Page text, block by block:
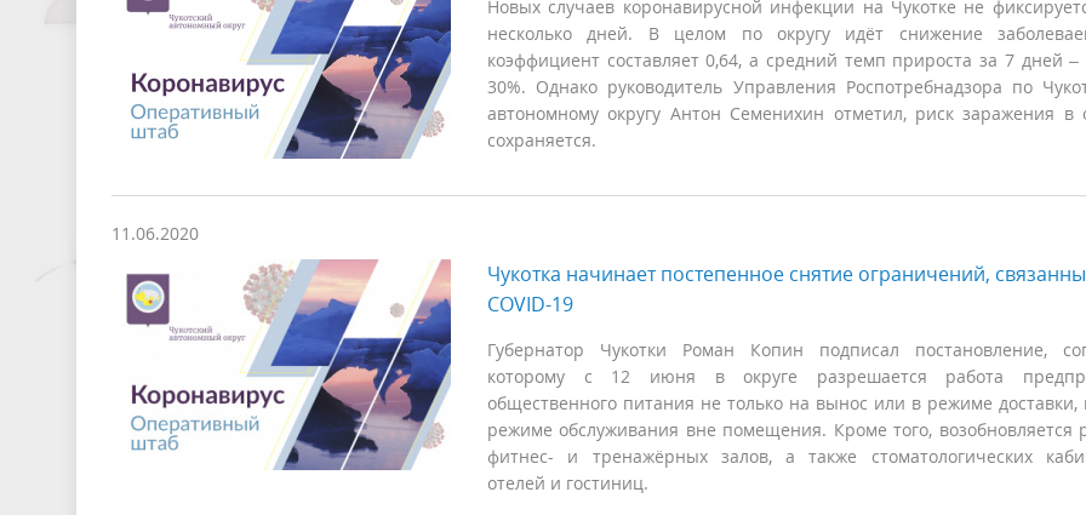
Новых случаев коронавирусной инфекции на Чукотке не
несколько дней. В целом по округу идёт снижение
коэффициент составляет 0,64, а средний темп прироста за 7 дней –
30%. Однако руководитель Управления Роспотребнадзора по
автономному округу Антон Семенихин отметил, риск заражения в
сохраняется.
11.06.2020
Чукотка начинает постепенное снятие ограничений,
COVID-19
Губернатор Чукотки Роман Копин подписал постановление,
которому с 12 июня в округе разрешается работа
общественного питания не только на вынос или в режиме доставки,
режиме обслуживания вне помещения. Кроме того, возобновляется
фитнес- и тренажёрных залов, а также стоматологических
отелей и гостиниц.